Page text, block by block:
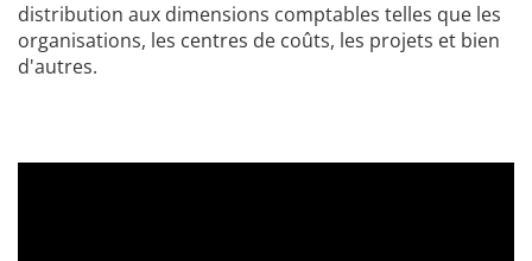
distribution aux dimensions comptables telles que les
organisations, les centres de coûts, les projets et bien
d'autres.